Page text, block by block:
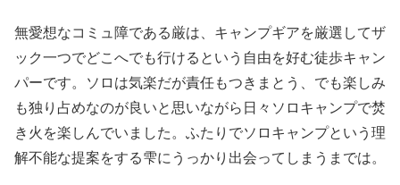
無愛想なコミュ障である厳は、キャンプギアを厳選してザ
ック一つでどこへでも行けるという自由を好む徒歩キャン
パーです。ソロは気楽だが責任もつきまとう、でも楽しみ
も独り占めなのが良いと思いながら日々ソロキャンプで焚
き火を楽しんでいました。ふたりでソロキャンプという理
解不能な提案をする雫にうっかり出会ってしまうまでは。